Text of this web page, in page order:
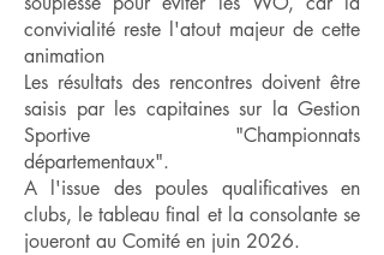
convivialité reste l'atout majeur de cette
animation
Les résultats des rencontres doivent être
saisis par les capitaines sur la Gestion
Sportive "Championnats
départementaux".
A l'issue des poules qualificatives en
clubs, le tableau final et la consolante se
joueront au Comité en juin 2026.